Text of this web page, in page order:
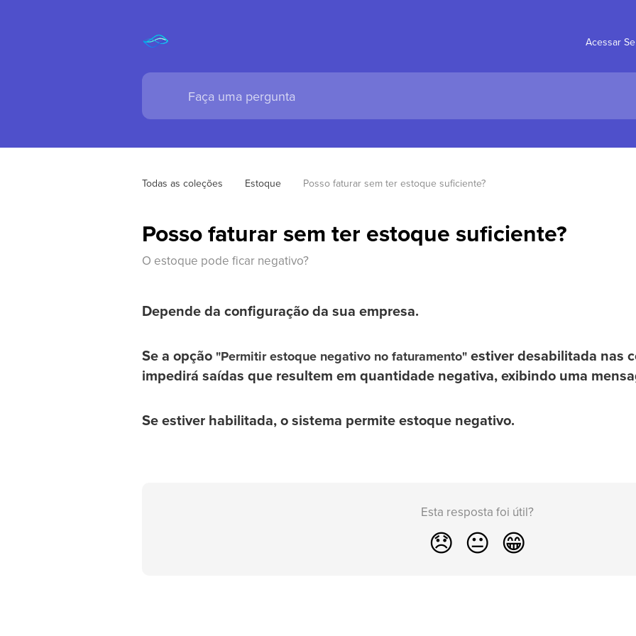
Acessar
Todas as coleções Estoque Posso faturar sem ter estoque suficiente?
Posso faturar sem ter estoque suficiente?
O estoque pode ficar negativo?
Depende da configuração da sua empresa.
Se a opção"Permitir estoque negativo no faturamento"estiver desabilitada nas
impedirá saídas que resultem em quantidade negativa, exibindo uma
Se estiver habilitada, o sistema permite estoque negativo.
Esta resposta foi útil?
😞 😐 😁